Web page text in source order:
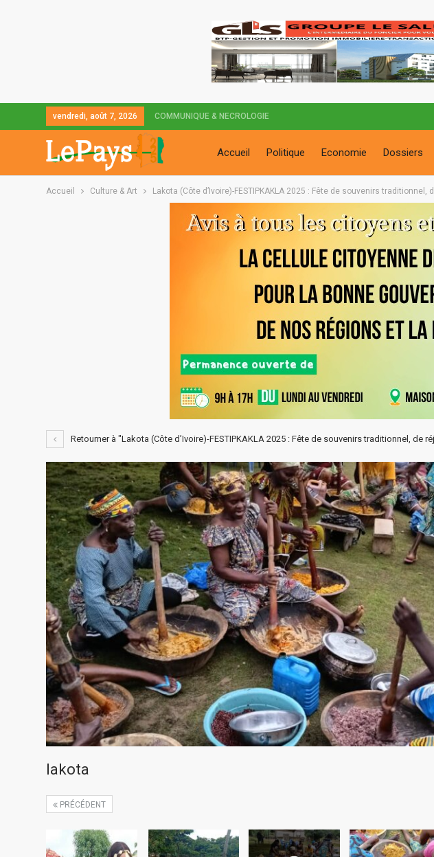
vendredi, août 7, 2026 COMMUNIQUE & NECROLOGIE
Accueil Politique Economie Dossiers
Accueil Culture & Art Lakota (Côte d’Ivoire)-FESTIPKAKLA 2025 : Fête de souvenirs
Retourner à "Lakota (Côte d’Ivoire)-FESTIPKAKLA 2025 : Fête de souvenirs traditionnel, de
lakota
PRÉCÉDENT